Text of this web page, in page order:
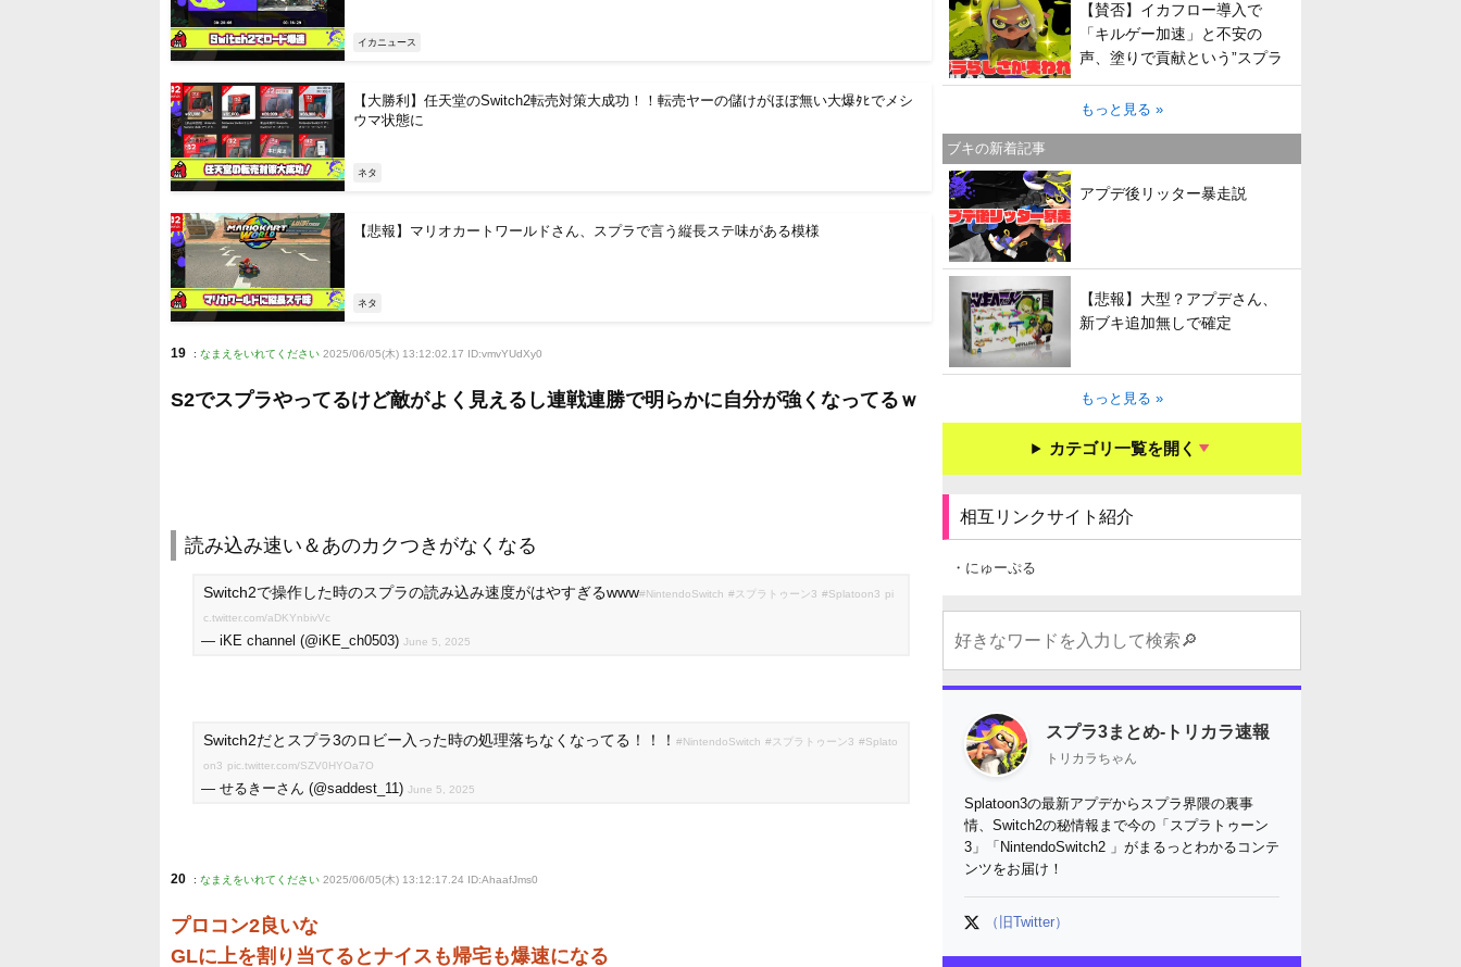
イカニュース
【大勝利】任天堂のSwitch2転売対策大成功！！転売ヤーの儲けがほぼ無い大爆ﾀﾋでメシ
ウマ状態に
ネタ
【悲報】マリオカートワールドさん、スプラで言う縦長ステ味がある模様
ネタ
19 : なまえをいれてください 2025/06/05(木) 13:12:02.17 ID:vmvYUdXy0
S2でスプラやってるけど敵がよく見えるし連戦連勝で明らかに自分が強くなってるｗ
読み込み速い＆あのカクつきがなくなる
Switch2で操作した時のスプラの読み込み速度がはやすぎるwww#NintendoSwitch #スプラトゥーン3 #Splatoon3 pi
c.twitter.com/aDKYnbivVc
— iKE channel (@iKE_ch0503) June 5, 2025
Switch2だとスプラ3のロビー入った時の処理落ちなくなってる！！！ #NintendoSwitch #スプラトゥーン3 #Splato
on3 pic.twitter.com/SZV0HYOa7O
— せるきーさん (@saddest_11) June 5, 2025
20 : なまえをいれてください 2025/06/05(木) 13:12:17.24 ID:AhaafJms0
プロコン2良いな
GLに上を割り当てるとナイスも帰宅も爆速になる
【賛否】イカフロー導入で
「キルゲー加速」と不安の
声、塗りで貢献という”スプラ
らしさ”は失われてしまうのか
もっと見る »
ブキの新着記事
アプデ後リッター暴走説
【悲報】大型？アプデさん、
新ブキ追加無しで確定
もっと見る »
カテゴリ一覧を開く
相互リンクサイト紹介
・にゅーぷる
スプラ3まとめ-トリカラ速報
トリカラちゃん
Splatoon3の最新アプデからスプラ界隈の裏事
情、Switch2の秘情報まで今の「スプラトゥーン
3」「NintendoSwitch2 」がまるっとわかるコンテ
ンツをお届け！
（旧Twitter）